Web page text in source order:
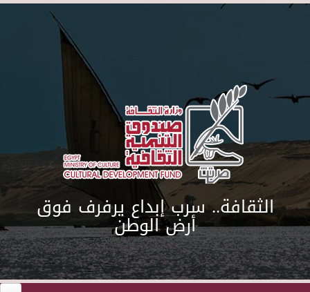
Skip to main content
الثقافة.. سرب إبداع يرفرف فوق
أرض الوطن